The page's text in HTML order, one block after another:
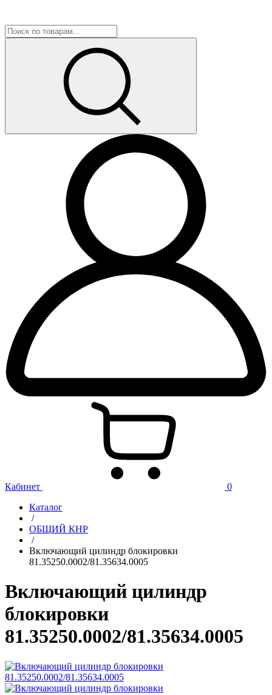
Кабинет
0
Каталог
/
ОБЩИЙ КНР
/
Включающий цилиндр блокировки
81.35250.0002/81.35634.0005
Включающий цилиндр
блокировки
81.35250.0002/81.35634.0005